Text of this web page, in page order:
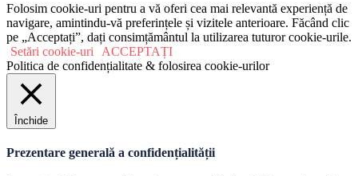
Folosim cookie-uri pentru a vă oferi cea mai relevantă experiență de
navigare, amintindu-vă preferințele și vizitele anterioare. Făcând clic
pe „Acceptați”, dați consimțământul la utilizarea tuturor cookie-urile.
Setări cookie-uri
ACCEPTAȚI
Politica de confidențialitate & folosirea cookie-urilor
Închide
Prezentare generală a confidențialității